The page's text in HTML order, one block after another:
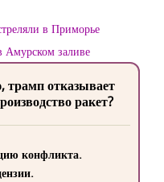
в Приморье
Амурском заливе
отказывает
ракет?
конфликта.